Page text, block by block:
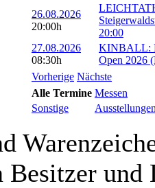
26.08.2026
20:00h
20:00
27.08.2026
08:30h
KINBALL:
Open 2026
Vorherige Nächste
Alle Termine Messen
Sonstige
und